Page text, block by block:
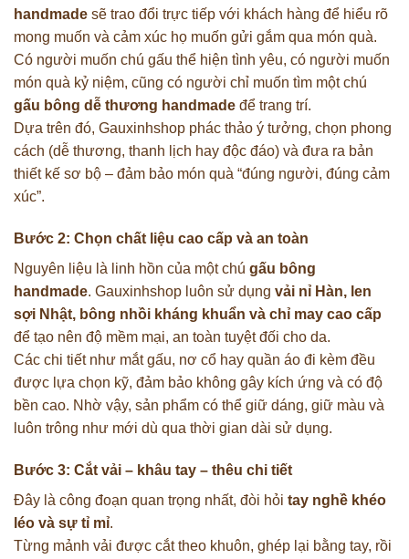
handmade sẽ trao đổi trực tiếp với khách hàng để hiểu rõ
mong muốn và cảm xúc họ muốn gửi gắm qua món quà.
Có người muốn chú gấu thể hiện tình yêu, có người muốn
món quà kỷ niệm, cũng có người chỉ muốn tìm một chú
gấu bông dễ thương handmade để trang trí.
Dựa trên đó, Gauxinhshop phác thảo ý tưởng, chọn phong
cách (dễ thương, thanh lịch hay độc đáo) và đưa ra bản
thiết kế sơ bộ – đảm bảo món quà “đúng người, đúng cảm
xúc”.
Bước 2: Chọn chất liệu cao cấp và an toàn
Nguyên liệu là linh hồn của một chú gấu bông
handmade. Gauxinhshop luôn sử dụng vải nỉ Hàn, len
sợi Nhật, bông nhồi kháng khuẩn và chỉ may cao cấp
để tạo nên độ mềm mại, an toàn tuyệt đối cho da.
Các chi tiết như mắt gấu, nơ cổ hay quần áo đi kèm đều
được lựa chọn kỹ, đảm bảo không gây kích ứng và có độ
bền cao. Nhờ vậy, sản phẩm có thể giữ dáng, giữ màu và
luôn trông như mới dù qua thời gian dài sử dụng.
Bước 3: Cắt vải – khâu tay – thêu chi tiết
Đây là công đoạn quan trọng nhất, đòi hỏi tay nghề khéo
léo và sự tỉ mỉ.
Từng mảnh vải được cắt theo khuôn, ghép lại bằng tay, rồi